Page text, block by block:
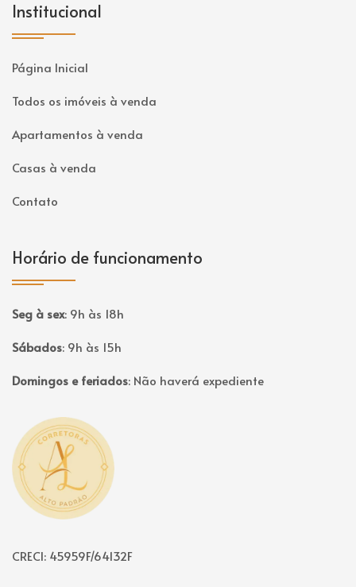
Institucional
Página Inicial
Todos os imóveis à venda
Apartamentos à venda
Casas à venda
Contato
Horário de funcionamento
Seg à sex: 9h às 18h
Sábados: 9h às 15h
Domingos e feriados: Não haverá expediente
Página inicial
CRECI: 45959F/64132F